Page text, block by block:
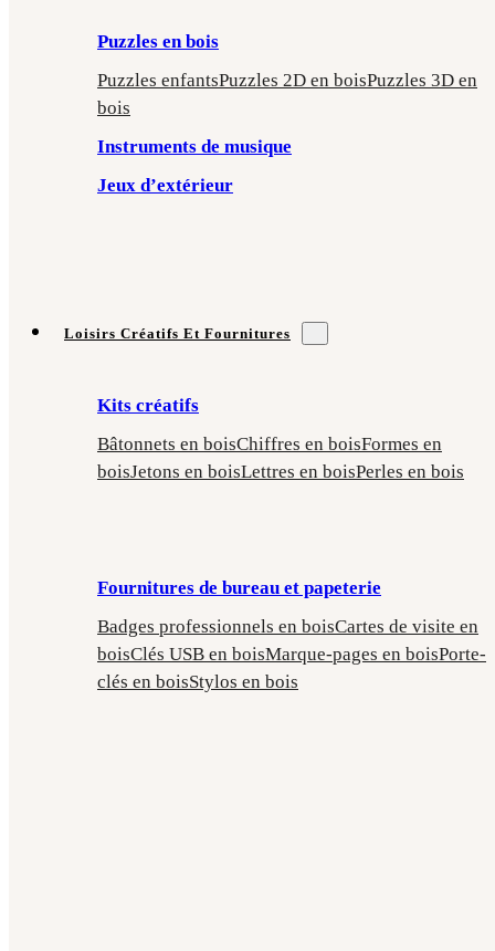
Puzzles en bois
Puzzles enfantsPuzzles 2D en boisPuzzles 3D en
bois
Instruments de musique
Jeux d’extérieur
Loisirs Créatifs Et Fournitures
Kits créatifs
Bâtonnets en boisChiffres en boisFormes en
boisJetons en boisLettres en boisPerles en bois
Fournitures de bureau et papeterie
Badges professionnels en boisCartes de visite en
boisClés USB en boisMarque-pages en boisPorte-
clés en boisStylos en bois